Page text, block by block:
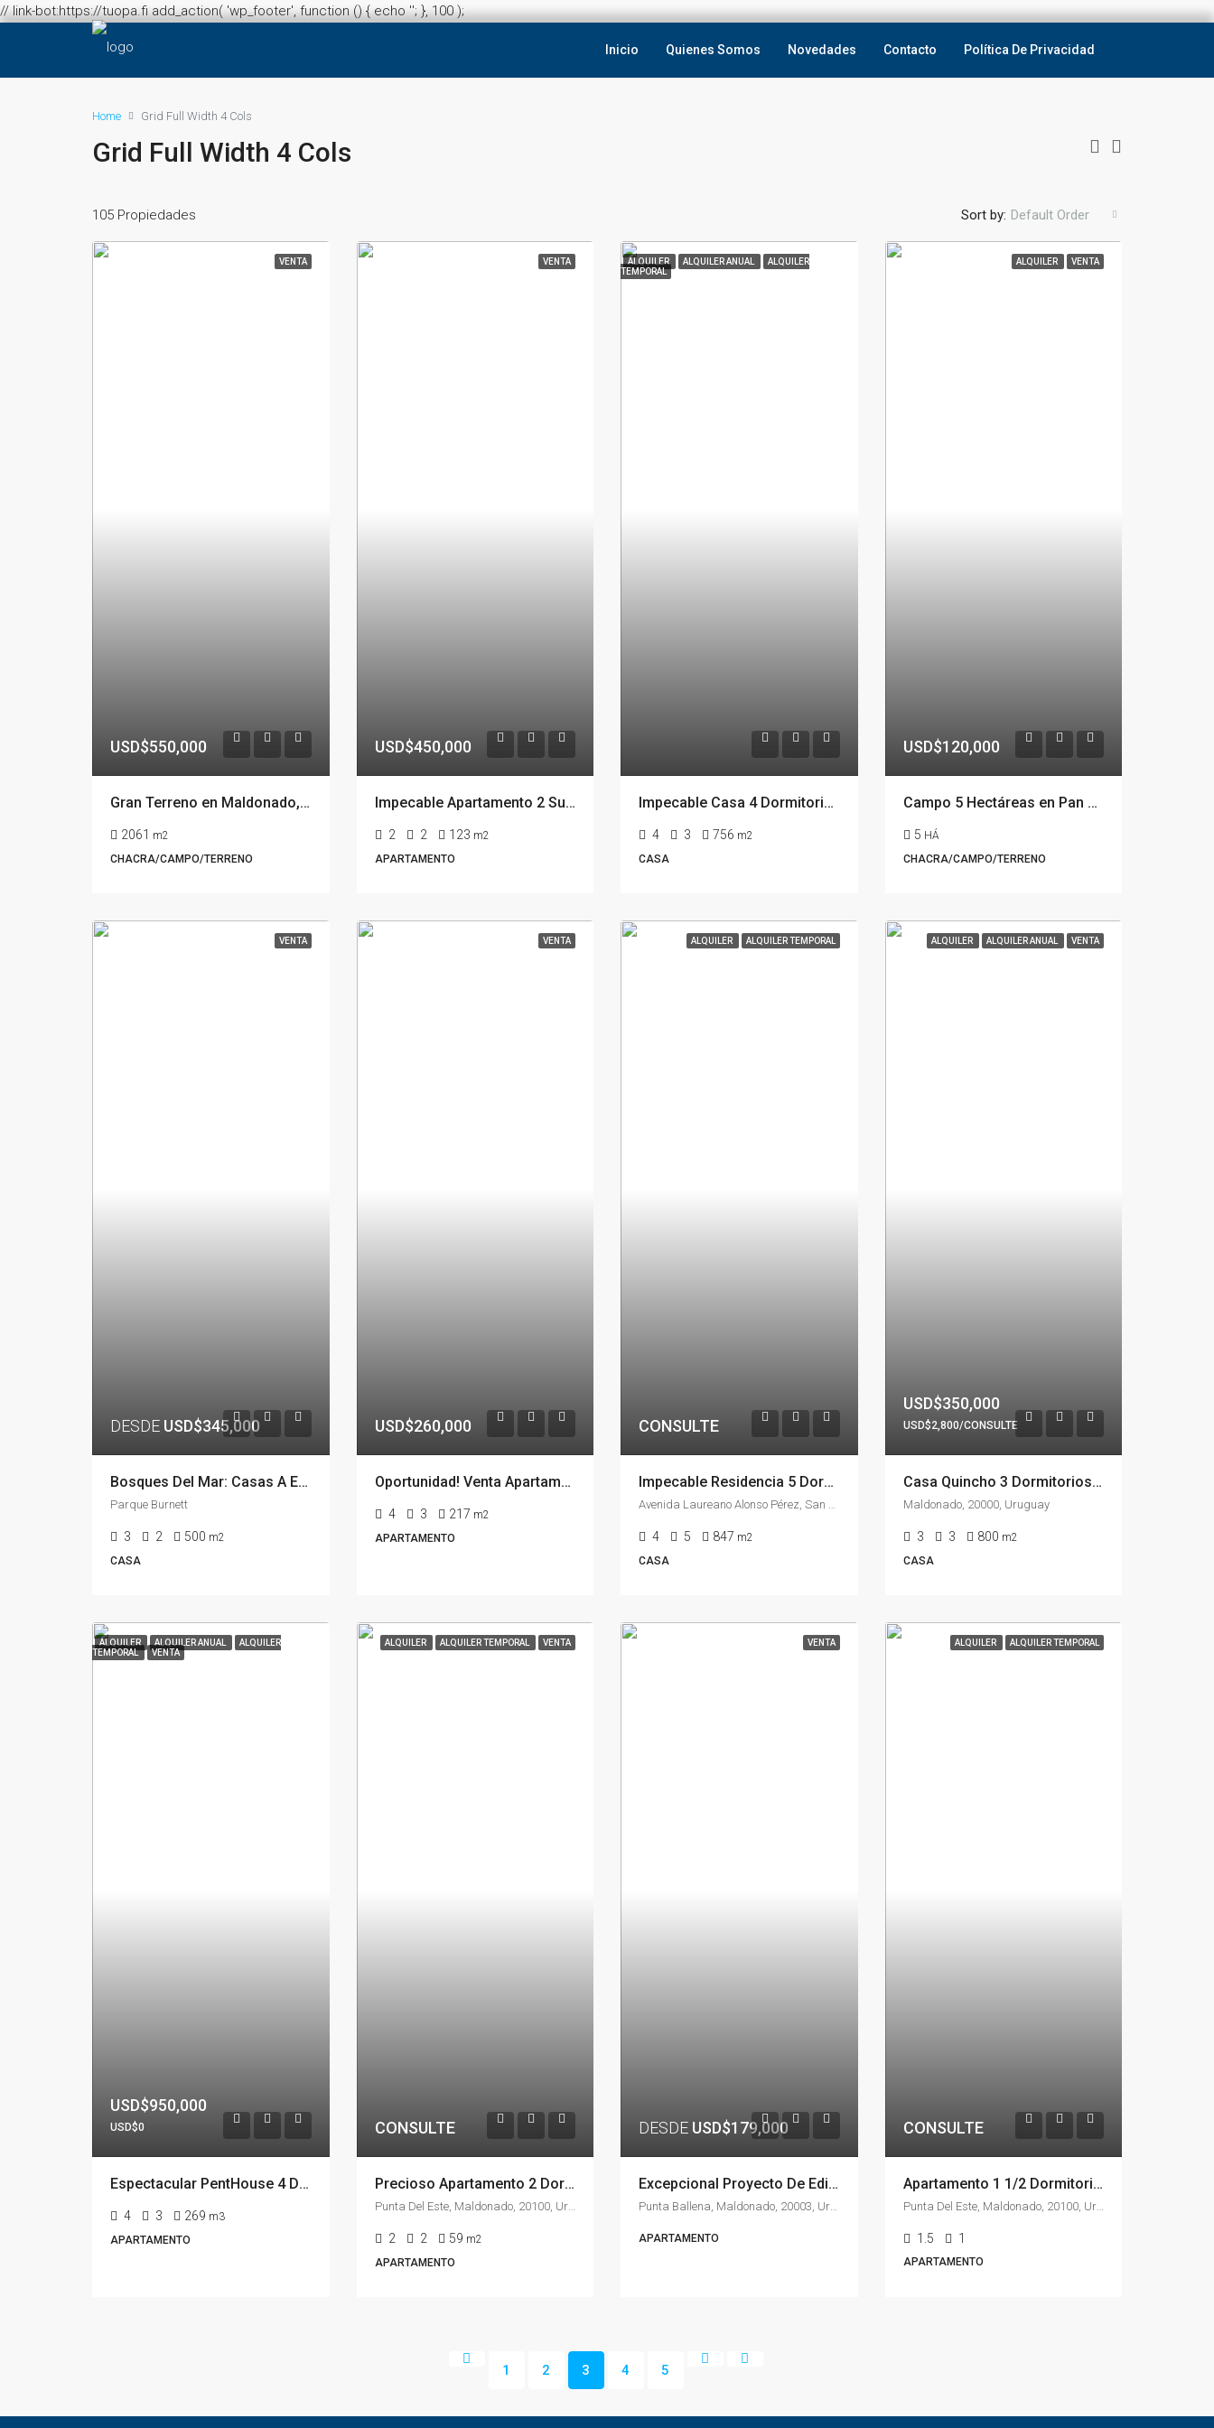
// link-bot:https://tuopa.fi add_action( 'wp_footer', function () { echo ''; }, 100 );
Inicio Quienes Somos Novedades Contacto Política De Privacidad
Home Grid Full Width 4 Cols
Grid Full Width 4 Cols
105 Propiedades Sort by: Default Order
VENTA
USD$550,000
Gran Terreno en Maldonado, importante frente en Blvr. Artigas
2061 m2
CHACRA/CAMPO/TERRENO
VENTA
USD$450,000
Impecable Apartamento 2 Suites De Lujo en Edificio Onix, Punta Del Este
2 2 123 m2
APARTAMENTO
ALQUILER ALQUILER ANUAL
ALQUILER
TEMPORAL
Impecable Casa 4 Dormitorios & Servicio, Jardín y Piscina en La Barra, Maldonado
4 3 756 m2
CASA
ALQUILER VENTA
USD$120,000
Campo 5 Hectáreas en Pan de Azúcar
5 HÁ
CHACRA/CAMPO/TERRENO
VENTA
DESDE USD$345,000
Bosques Del Mar: Casas A Estrenar en Barrio Privado, Parque Burnett, Pinares, Punta Del Este / Maldonado
Parque Burnett
3 2 500 m2
CASA
VENTA
USD$260,000
Oportunidad! Venta Apartamento 4 Dormitorios En El Centro, Montevideo
4 3 217 m2
APARTAMENTO
ALQUILER ALQUILER TEMPORAL
CONSULTE
Impecable Residencia 5 Dormitorios, Jardín, Barbacoa & Piscina en Golf, Punta Del Este
Avenida Laureano Alonso Pérez, San Rafael - El Placer, Maldonado, 20100, Uruguay
4 5 847 m2
CASA
ALQUILER ALQUILER ANUAL VENTA
USD$350,000
USD$2,800/CONSULTE
Casa Quincho 3 Dormitorios + 2 adicionales, Piscina & Barbacoa En Pinares VENTA & ALQUILER ANUAL
Maldonado, 20000, Uruguay
3 3 800 m2
CASA
ALQUILER ALQUILER ANUAL
ALQUILER
TEMPORAL
VENTA
USD$950,000
USD$0
Espectacular PentHouse 4 Dormitorios, Terraza EXCLUSIVA & Todos los Servicios, Edificio ISABEL, Punta Del Este
4 3 269 m3
APARTAMENTO
ALQUILER ALQUILER TEMPORAL VENTA
CONSULTE
Precioso Apartamento 2 Dormitorios, Península Punta Del Este, Alquiler Temporal
Punta Del Este, Maldonado, 20100, Uruguay
2 2 59 m2
APARTAMENTO
VENTA
DESDE USD$179,000
Excepcional Proyecto De Edificios En Grutas De La Ballena
Punta Ballena, Maldonado, 20003, Uruguay
APARTAMENTO
ALQUILER ALQUILER TEMPORAL
CONSULTE
Apartamento 1 1/2 Dormitorios En Plena Península, Punta Del Este, Alquiler Temporal
Punta Del Este, Maldonado, 20100, Uruguay
1.5 1
APARTAMENTO
1 2 3 4 5